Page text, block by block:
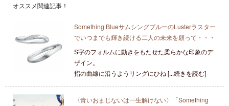
オススメ関連記事！
Something BlueサムシングブルーのLusterラスター
でいつまでも輝き続ける二人の未来を願って・・・
S字のフォルムに動きをもたせた柔らかな印象のデ
ザイン。
指の曲線に沿うようリングにひね [...続きを読む]
〈青いおまじないは一生解けない〉「Something